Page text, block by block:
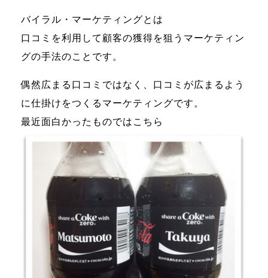
バイラル・マーケティングとは
口コミを利用して顧客の獲得を狙うマーケティン
グの手法のことです。
偶然広まる口コミではなく、口コミが広まるよう
に仕掛けをつくるマーケティングです。
最近面白かったものではこちら